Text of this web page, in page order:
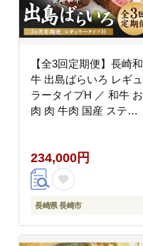
【全3回定期便】長崎和
牛 出島ばらいろ レギュ
ラータイプH ／ 和牛 お
肉 肉 牛肉 国産 ステー
長崎市
234,000円
長崎県 長崎市